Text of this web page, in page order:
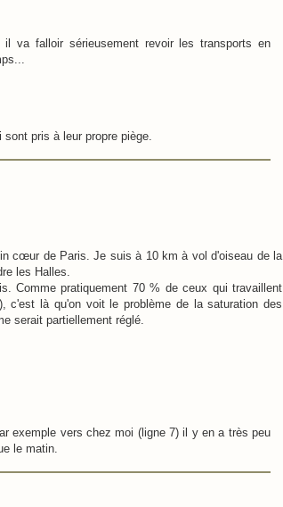
va falloir sérieusement revoir les transports en
pris à leur propre piège.
cœur de Paris. Je suis à 10 km à vol d'oiseau de la
les Halles.
Comme pratiquement 70 % de ceux qui travaillent
c'est là qu'on voit le problème de la saturation des
serait partiellement réglé.
exemple vers chez moi (ligne 7) il y en a très peu
le matin.